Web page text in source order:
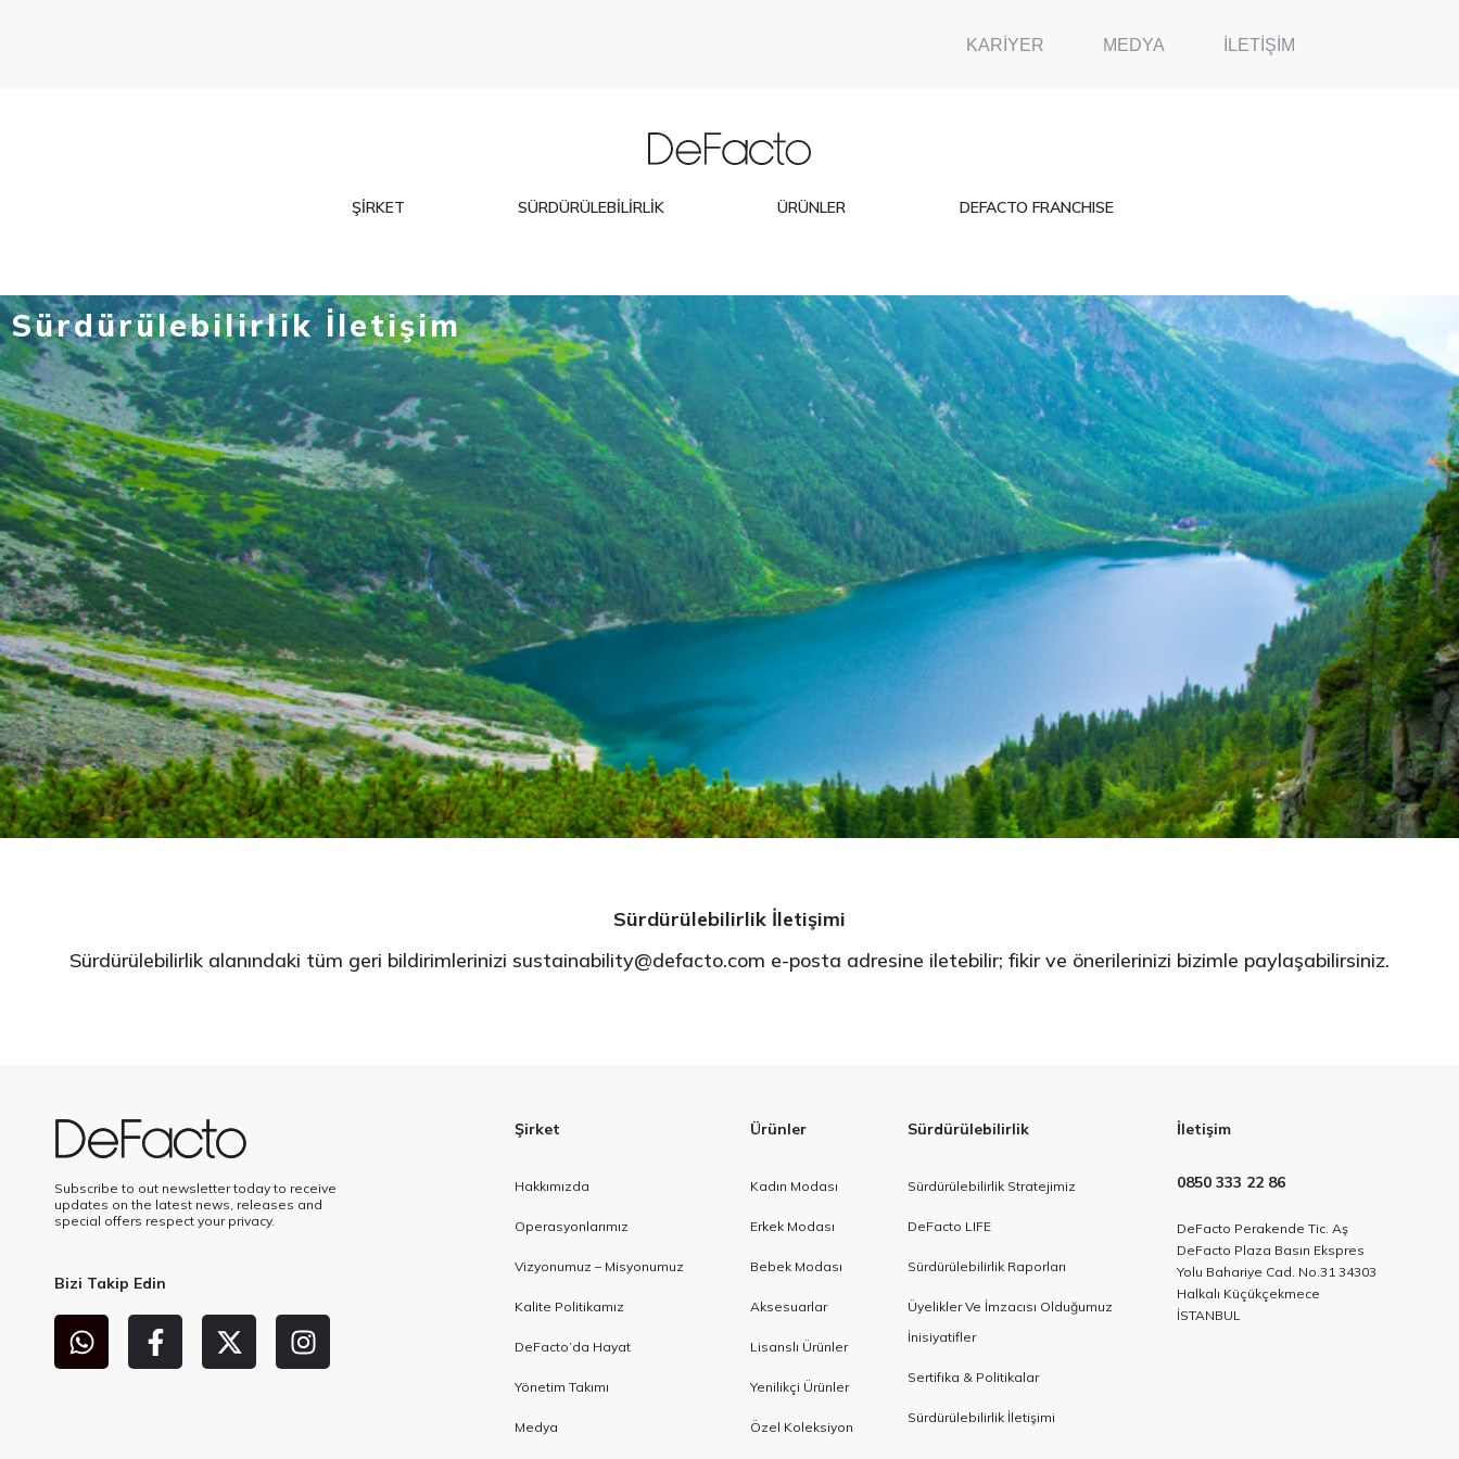
KARIYER MEDYA İLETIŞIM
ŞIRKET SÜRDÜRÜLEBILIRLIK ÜRÜNLER DEFACTO FRANCHISE
Sürdürülebilirlik İletişim
Sürdürülebilirlik İletişimi
Sürdürülebilirlik alanındaki tüm geri bildirimlerinizi sustainability@defacto.com e-posta adresine iletebilir; fikir ve önerilerinizi bizimle paylaşabilirsiniz.
Subscribe to out newsletter today to receive
updates on the latest news, releases and
special offers respect your privacy.
Bizi Takip Edin
Şirket
Hakkımızda
Operasyonlarımız
Vizyonumuz – Misyonumuz
Kalite Politikamız
DeFacto’da Hayat
Yönetim Takımı
Medya
Ürünler
Kadın Modası
Erkek Modası
Bebek Modası
Aksesuarlar
Lisanslı Ürünler
Yenilikçi Ürünler
Özel Koleksiyon
Sürdürülebilirlik
Sürdürülebilirlik Stratejimiz
DeFacto LIFE
Sürdürülebilirlik Raporları
Üyelikler Ve İmzacısı Olduğumuz
İnisiyatifler
Sertifika & Politikalar
Sürdürülebilirlik İletişimi
İletişim
0850 333 22 86
DeFacto Perakende Tic. Aş
DeFacto Plaza Basın Ekspres
Yolu Bahariye Cad. No.31 34303
Halkalı Küçükçekmece
İSTANBUL